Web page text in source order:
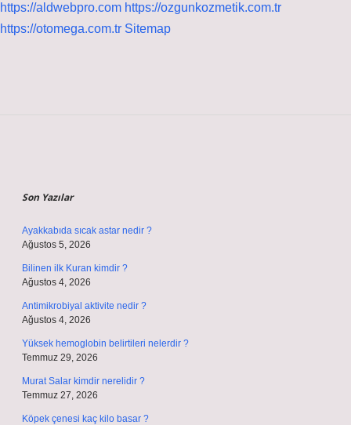
https://aldwebpro.com https://ozgunkozmetik.com.tr
https://otomega.com.tr Sitemap
Son Yazılar
Ayakkabıda sıcak astar nedir ?
Ağustos 5, 2026
Bilinen ilk Kuran kimdir ?
Ağustos 4, 2026
Antimikrobiyal aktivite nedir ?
Ağustos 4, 2026
Yüksek hemoglobin belirtileri nelerdir ?
Temmuz 29, 2026
Murat Salar kimdir nerelidir ?
Temmuz 27, 2026
Köpek çenesi kaç kilo basar ?